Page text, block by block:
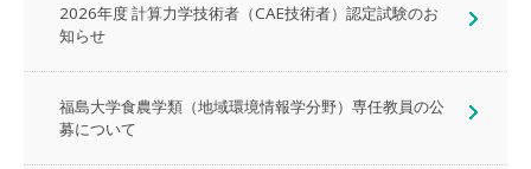
2026年度 計算力学技術者（CAE技術者）認定試験のお
知らせ
福島大学食農学類（地域環境情報学分野）専任教員の公
募について